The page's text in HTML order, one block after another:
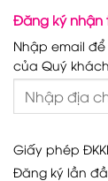
Đăng ký nhận
Nhập email
của Quý khách
Giấy phép
Đăng ký lần